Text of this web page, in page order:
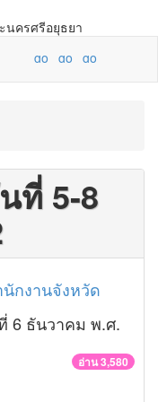
ที่ 5-8
นักงานจังหวัด
6 ธันวาคม พ.ศ.
อ่าน 3,580